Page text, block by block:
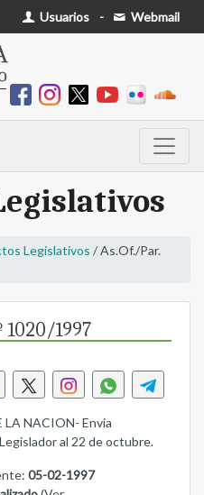
Usuarios - Webmail
Legislativos / As.Of./Par.
1020/1997
LA NACION- Envia
al 22 de octubre.
05-02-1997